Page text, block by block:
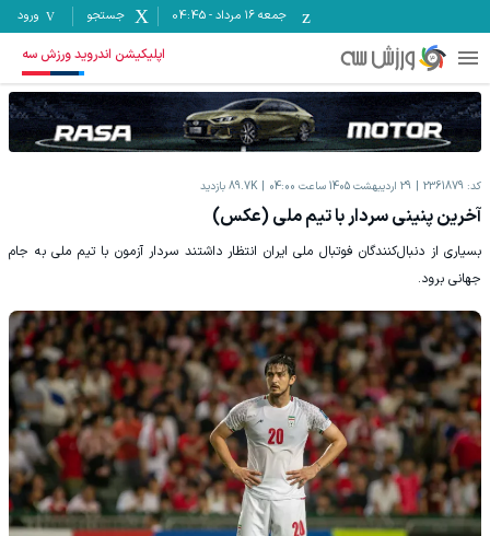
جمعه ۱۶ مرداد -
04:45 جستجو ورود
اپلیکیشن اندروید ورزش سه
کد: 2361879 29 اردیبهشت 1405 ساعت 04:00 89.7K بازدید
آخرین پنینی سردار با تیم ملی (عکس)
بسیاری از دنبال‌کنندگان فوتبال ملی ایران انتظار داشتند سردار آزمون با تیم ملی به جام
جهانی برود.